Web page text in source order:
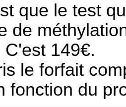
que le test
de
149€.
le forfait
fonction du